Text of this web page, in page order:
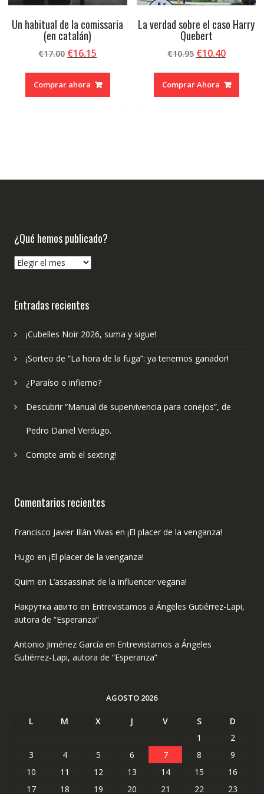
Un habitual de la comissaria
(en catalán)
€17.00 El
original
era:
€16.15
actual
es:
Comprar ahora
La verdad sobre el caso Harry
Quebert
€10.95 El
original
era:
€10.40El
actual
es:
Comprar Ahora
¿Qué hemos publicado?
¿Qué
Entradas recientes
¡Cubelles Noir 2026, suma y sigue!
¡Sorteo de “La hora de la fuga”: ya tenemos ganador!
¿Paraíso o infierno?
Descubrir “Manual de supervivencia para conejos”, de
Pedro Daniel Verdugo.
Compte amb el sexting!
Comentarios recientes
Francisco Javier Illán Vivas en ¡El placer de la venganza!
Hugo en ¡El placer de la venganza!
Quim en L’assassinat de la influencer vegana!
Накрутка авито en Entrevistamos a Ángeles Gutiérrez-Lapi,
autora de “Esperanza”
Antonio Jiménez García en Entrevistamos a Ángeles
Gutiérrez-Lapi, autora de “Esperanza”
AGOSTO 2026
L M X J V S
D
1
2
3
4 5 6 7 8
9
10
11 12 13 14 15
16
17
18 19 20 21 22 23